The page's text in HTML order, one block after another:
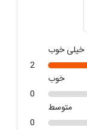
خیلی خوب
2
خوب
0
متوسط
0